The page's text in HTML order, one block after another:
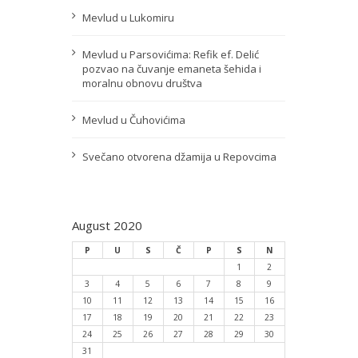
Mevlud u Lukomiru
Mevlud u Parsovićima: Refik ef. Delić
pozvao na čuvanje emaneta šehida i
moralnu obnovu društva
Mevlud u Čuhovićima
Svečano otvorena džamija u Repovcima
August 2020
P U S Č P S
N
1
2
3
4 5 6 7 8
9
10
11 12 13 14 15
16
17
18 19 20 21 22
23
24
25 26 27 28 29
30
31